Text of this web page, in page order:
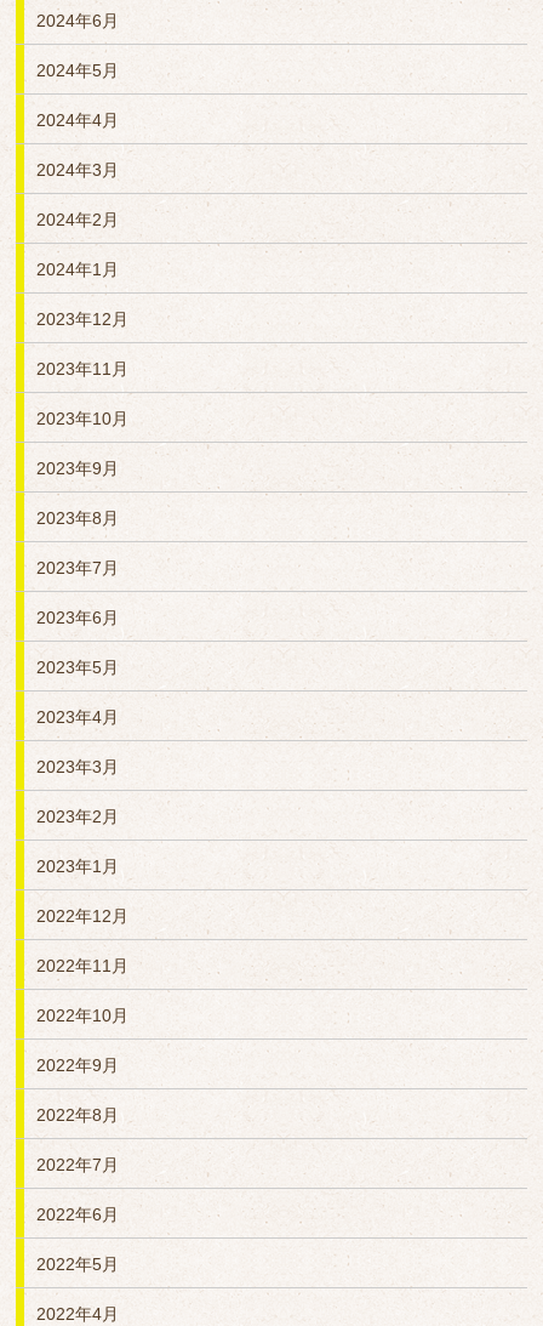
2024年6月
2024年5月
2024年4月
2024年3月
2024年2月
2024年1月
2023年12月
2023年11月
2023年10月
2023年9月
2023年8月
2023年7月
2023年6月
2023年5月
2023年4月
2023年3月
2023年2月
2023年1月
2022年12月
2022年11月
2022年10月
2022年9月
2022年8月
2022年7月
2022年6月
2022年5月
2022年4月